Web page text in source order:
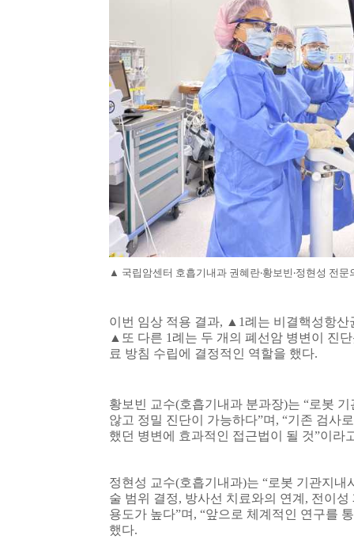
▲ 국립암센터 호흡기내과 권혜란‧황보빈 ‧정현성 전문
이번 임상 적용 결과, ▲ 1 례는 비결핵성항산
▲ 또 다른 1 례는 두 개의 폐선암 병변이 진
료 방침 수립에 결정적인 역할을 했다.
황보빈 교수(호흡기내과 분과장)는 “로봇 기
않고 정밀 진단이 가능하다”며 , “기존 검사
했던 병변에 효과적인 접근법이 될 것”이라
정현성 교수(호흡기내과)는 “로봇 기관지내
술 범위 결정, 방사선 치료와의 연계 , 전이성
용도가 높다”며 , “앞으로 체계적인 연구를
했다.